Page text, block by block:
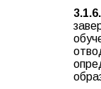
3.1.6.